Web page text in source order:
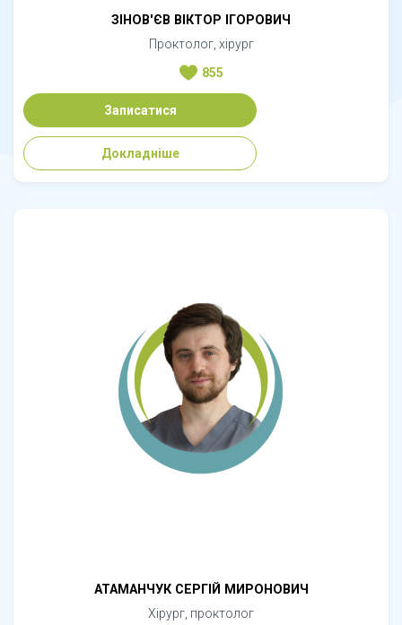
ЗІНОВ'ЄВ ВІКТОР ІГОРОВИЧ
Проктолог, хірург
855
Записатися
Докладніше
АТАМАНЧУК СЕРГІЙ МИРОНОВИЧ
Хірург, проктолог